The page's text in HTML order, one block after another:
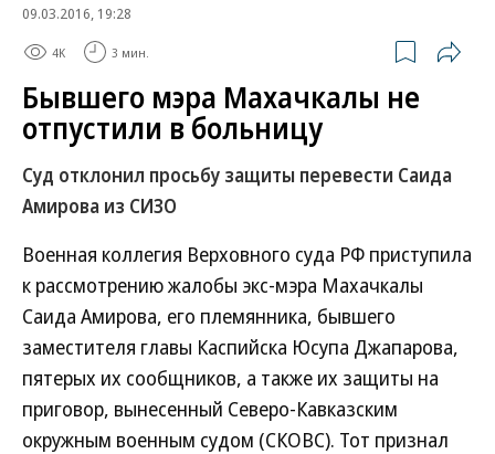
09.03.2016, 19:28
4K 3 мин.
Бывшего мэра Махачкалы не
отпустили в больницу
Суд отклонил просьбу защиты перевести Саида
Амирова из СИЗО
Военная коллегия Верховного суда РФ приступила
к рассмотрению жалобы экс-мэра Махачкалы
Саида Амирова, его племянника, бывшего
заместителя главы Каспийска Юсупа Джапарова,
пятерых их сообщников, а также их защиты на
приговор, вынесенный Северо-Кавказским
окружным военным судом (СКОВС). Тот признал